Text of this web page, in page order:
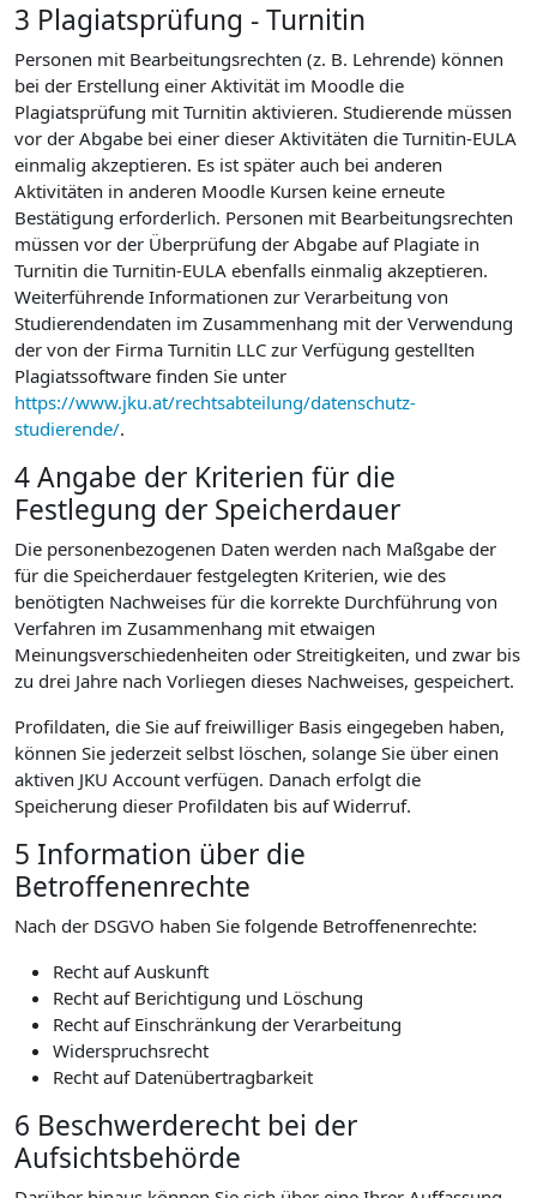
3 Plagiatsprüfung - Turnitin
Personen mit Bearbeitungsrechten (z. B. Lehrende) können
bei der Erstellung einer Aktivität im Moodle die
Plagiatsprüfung mit Turnitin aktivieren. Studierende müssen
vor der Abgabe bei einer dieser Aktivitäten die Turnitin-EULA
einmalig akzeptieren. Es ist später auch bei anderen
Aktivitäten in anderen Moodle Kursen keine erneute
Bestätigung erforderlich. Personen mit Bearbeitungsrechten
müssen vor der Überprüfung der Abgabe auf Plagiate in
Turnitin die Turnitin-EULA ebenfalls einmalig akzeptieren.
Weiterführende Informationen zur Verarbeitung von
Studierendendaten im Zusammenhang mit der Verwendung
der von der Firma Turnitin LLC zur Verfügung gestellten
Plagiatssoftware finden Sie unter
https://www.jku.at/rechtsabteilung/datenschutz-
studierende/.
4 Angabe der Kriterien für die
Festlegung der Speicherdauer
Die personenbezogenen Daten werden nach Maßgabe der
für die Speicherdauer festgelegten Kriterien, wie des
benötigten Nachweises für die korrekte Durchführung von
Verfahren im Zusammenhang mit etwaigen
Meinungsverschiedenheiten oder Streitigkeiten, und zwar bis
zu drei Jahre nach Vorliegen dieses Nachweises, gespeichert.
Profildaten, die Sie auf freiwilliger Basis eingegeben haben,
können Sie jederzeit selbst löschen, solange Sie über einen
aktiven JKU Account verfügen. Danach erfolgt die
Speicherung dieser Profildaten bis auf Widerruf.
5 Information über die
Betroffenenrechte
Nach der DSGVO haben Sie folgende Betroffenenrechte:
Recht auf Auskunft
Recht auf Berichtigung und Löschung
Recht auf Einschränkung der Verarbeitung
Widerspruchsrecht
Recht auf Datenübertragbarkeit
6 Beschwerderecht bei der
Aufsichtsbehörde